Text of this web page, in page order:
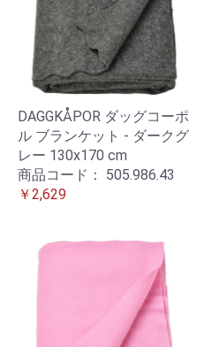
DAGGKÅPOR ダッグコーポ
ル ブランケット - ダークグ
レー 130x170 cm
商品コード： 505.986.43
￥2,629